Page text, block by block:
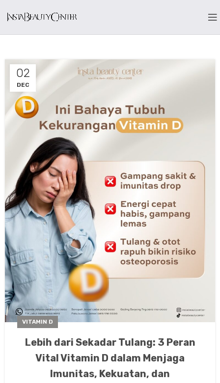
02
DEC
VITAMIN D
Lebih dari Sekadar Tulang: 3 Peran
Vital Vitamin D dalam Menjaga
Imunitas, Kekuatan, dan